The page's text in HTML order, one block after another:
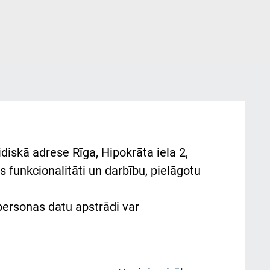
adrese Rīga, Hipokrāta iela 2,
funkcionalitāti un darbību, pielāgotu
datu apstrādi var